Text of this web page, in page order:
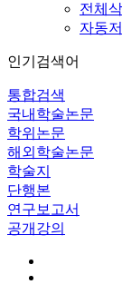
전체
자동
인기검색어
통합검색
국내학술논문
학위논문
해외학술논문
학술지
단행본
연구보고서
공개강의